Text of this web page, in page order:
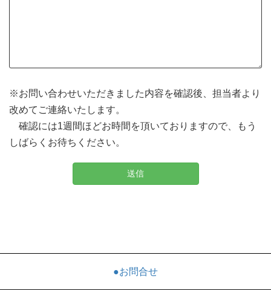
※お問い合わせいただきました内容を確認後、担当者より
改めてご連絡いたします。
確認には1週間ほどお時間を頂いておりますので、もう
しばらくお待ちください。
●お問合せ